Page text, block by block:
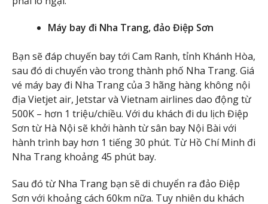
Máy bay đi Nha Trang, đảo Điệp Sơn
Bạn sẽ đáp chuyến bay tới Cam Ranh, tỉnh Khánh Hòa,
sau đó di chuyển vào trong thành phố Nha Trang. Giá
vé máy bay đi Nha Trang của 3 hãng hàng không nội
địa Vietjet air, Jetstar và Vietnam airlines dao động từ
500K – hơn 1 triệu/chiều. Với du khách đi du lịch Điệp
Sơn từ Hà Nội sẽ khởi hành từ sân bay Nội Bài với
hành trình bay hơn 1 tiếng 30 phút. Từ Hồ Chí Minh đi
Nha Trang khoảng 45 phút bay.
Sau đó từ Nha Trang bạn sẽ di chuyển ra đảo Điệp
Sơn với khoảng cách 60km nữa. Tuy nhiên du khách